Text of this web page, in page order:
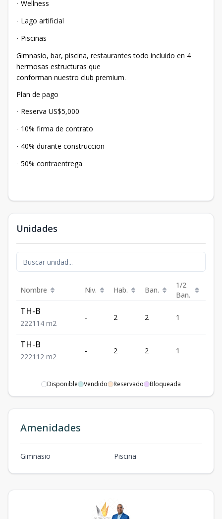
· Wellness
· Lago artificial
· Piscinas
Gimnasio, bar, piscina, restaurantes todo incluido en 4
hermosas estructuras que
conforman nuestro club premium.
Plan de pago
· Reserva US$5,000
· 10% firma de contrato
· 40% durante construccion
· 50% contraentrega
Unidades
Nombre Niv. Hab. Ban.
1/2
Ban.
TH-B
222114 m2
- 2 2 1
TH-B
222112 m2
- 2 2 1
Disponible Vendido Reservado Bloqueada
Amenidades
Gimnasio Piscina